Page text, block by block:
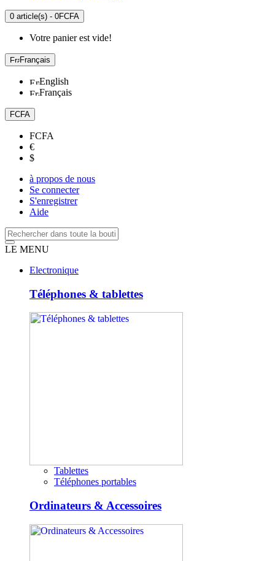
0 article(s) - 0FCFA
Votre panier est vide!
Français
English
Français
FCFA
FCFA
€
$
à propos de nous
Se connecter
S'enregistrer
Aide
LE MENU
Electronique
Téléphones & tablettes
Tablettes
Téléphones portables
Ordinateurs & Accessoires